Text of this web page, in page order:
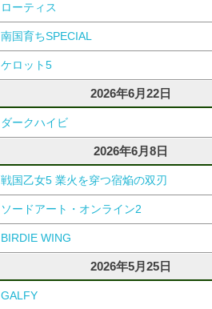
ローティス
南国育ちSPECIAL
ケロット5
2026年6月22日
ダークハイビ
2026年6月8日
戦国乙女5 業火を穿つ宿焔の双刃
ソードアート・オンライン2
BIRDIE WING
2026年5月25日
GALFY